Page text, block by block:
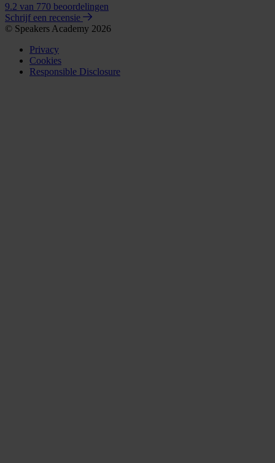
9.2 van 770 beoordelingen
Schrijf een recensie
© Speakers Academy 2026
Privacy
Cookies
Responsible Disclosure